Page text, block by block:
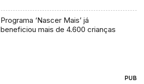
Programa ‘Nascer Mais’ já
beneficiou mais de 4.600 crianças
PUB